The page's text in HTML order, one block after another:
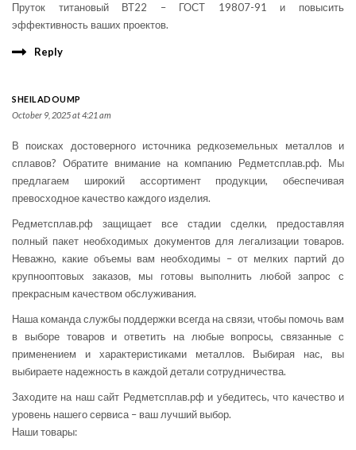
Пруток титановый ВТ22 – ГОСТ 19807-91 и повысить
эффективность ваших проектов.
Reply
SHEILADOUMP
October 9, 2025 at 4:21 am
В поисках достоверного источника редкоземельных металлов и
сплавов? Обратите внимание на компанию Редметсплав.рф. Мы
предлагаем широкий ассортимент продукции, обеспечивая
превосходное качество каждого изделия.
Редметсплав.рф защищает все стадии сделки, предоставляя
полный пакет необходимых документов для легализации товаров.
Неважно, какие объемы вам необходимы – от мелких партий до
крупнооптовых заказов, мы готовы выполнить любой запрос с
прекрасным качеством обслуживания.
Наша команда службы поддержки всегда на связи, чтобы помочь вам
в выборе товаров и ответить на любые вопросы, связанные с
применением и характеристиками металлов. Выбирая нас, вы
выбираете надежность в каждой детали сотрудничества.
Заходите на наш сайт Редметсплав.рф и убедитесь, что качество и
уровень нашего сервиса – ваш лучший выбор.
Наши товары: